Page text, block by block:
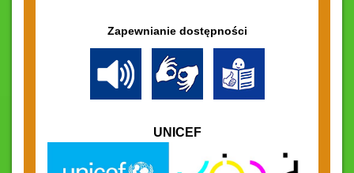
Zapewnianie dostępności
UNICEF